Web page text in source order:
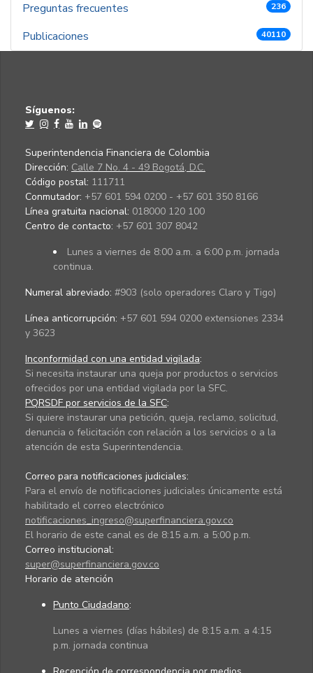
Preguntas frecuentes 236
Publicaciones 40110
Síguenos:
Superintendencia Financiera de Colombia
Dirección: Calle 7 No. 4 - 49 Bogotá, D.C.
Código postal: 111711
Conmutador: +57 601 594 0200 - +57 601 350 8166
Línea gratuita nacional: 018000 120 100
Centro de contacto: +57 601 307 8042
Lunes a viernes de 8:00 a.m. a 6:00 p.m. jornada
continua.
Numeral abreviado: #903 (solo operadores Claro y Tigo)
Línea anticorrupción: +57 601 594 0200 extensiones 2334
y 3623
Inconformidad con una entidad vigilada:
Si necesita instaurar una queja por productos o servicios
ofrecidos por una entidad vigilada por la SFC.
PQRSDF por servicios de la SFC:
Si quiere instaurar una petición, queja, reclamo, solicitud,
denuncia o felicitación con relación a los servicios o a la
atención de esta Superintendencia.
Correo para notificaciones judiciales:
Para el envío de notificaciones judiciales únicamente está
habilitado el correo electrónico
notificaciones_ingreso@superfinanciera.gov.co
El horario de este canal es de 8:15 a.m. a 5:00 p.m.
Correo institucional:
super@superfinanciera.gov.co
Horario de atención
Punto Ciudadano:
Lunes a viernes (días hábiles) de 8:15 a.m. a 4:15
p.m. jornada continua